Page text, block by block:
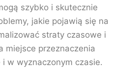
szybko i skutecznie
jakie pojawią się na
straty czasowe i
miejsce przeznaczenia
i w wyznaczonym czasie.